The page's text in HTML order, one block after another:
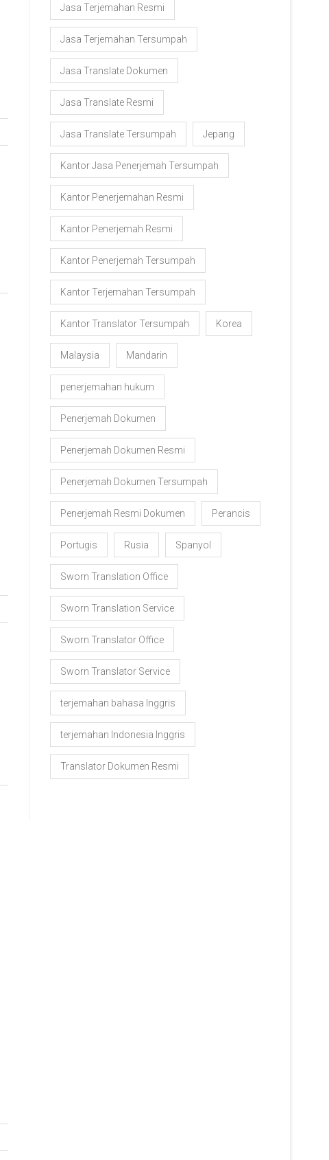
Jasa Terjemahan Resmi
Jasa Terjemahan Tersumpah
Jasa Translate Dokumen
Jasa Translate Resmi
Jasa Translate Tersumpah Jepang
Kantor Jasa Penerjemah Tersumpah
Kantor Penerjemahan Resmi
Kantor Penerjemah Resmi
Kantor Penerjemah Tersumpah
Kantor Terjemahan Tersumpah
Kantor Translator Tersumpah Korea
Malaysia Mandarin
penerjemahan hukum
Penerjemah Dokumen
Penerjemah Dokumen Resmi
Penerjemah Dokumen Tersumpah
Penerjemah Resmi Dokumen Perancis
Portugis Rusia Spanyol
Sworn Translation Office
Sworn Translation Service
Sworn Translator Office
Sworn Translator Service
terjemahan bahasa Inggris
terjemahan Indonesia Inggris
Translator Dokumen Resmi